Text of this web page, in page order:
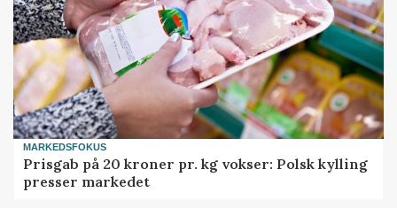
MARKEDSFOKUS
Prisgab på 20 kroner pr. kg vokser: Polsk kylling
presser markedet